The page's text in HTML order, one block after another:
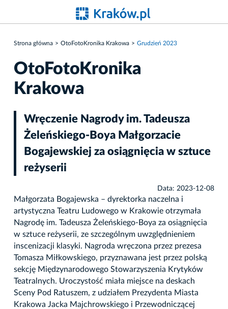
Strona główna OtoFotoKronika Krakowa Grudzień 2023
OtoFotoKronika
Krakowa
Wręczenie Nagrody im. Tadeusza
Żeleńskiego-Boya Małgorzacie
Bogajewskiej za osiągnięcia w sztuce
reżyserii
Data: 2023-12-08
Małgorzata Bogajewska – dyrektorka naczelna i
artystyczna Teatru Ludowego w Krakowie otrzymała
Nagrodę im. Tadeusza Żeleńskiego-Boya za osiągnięcia
w sztuce reżyserii, ze szczególnym uwzględnieniem
inscenizacji klasyki. Nagroda wręczona przez prezesa
Tomasza Miłkowskiego, przyznawana jest przez polską
sekcję Międzynarodowego Stowarzyszenia Krytyków
Teatralnych. Uroczystość miała miejsce na deskach
Sceny Pod Ratuszem, z udziałem Prezydenta Miasta
Krakowa Jacka Majchrowskiego i Przewodniczącej